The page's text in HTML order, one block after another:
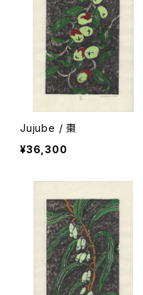
Jujube / 棗
¥36,300